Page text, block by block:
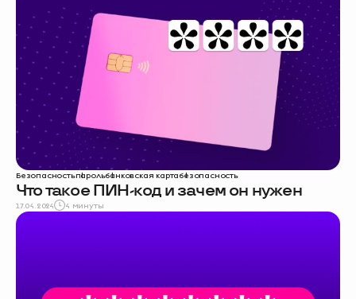
Безопасностьпарольбанковская картабезопасность
Что такое ПИН-код и зачем он нужен
17.04.2024 4 минуты